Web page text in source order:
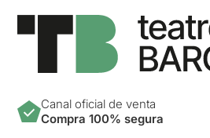
Canal oficial de venta
Compra 100% segura